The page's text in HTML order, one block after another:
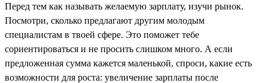
Перед тем как называть желаемую зарплату, изучи рынок.
Посмотри, сколько предлагают другим молодым
специалистам в твоей сфере. Это поможет тебе
сориентироваться и не просить слишком много. А если
предложенная сумма кажется маленькой, спроси, какие есть
возможности для роста: увеличение зарплаты после